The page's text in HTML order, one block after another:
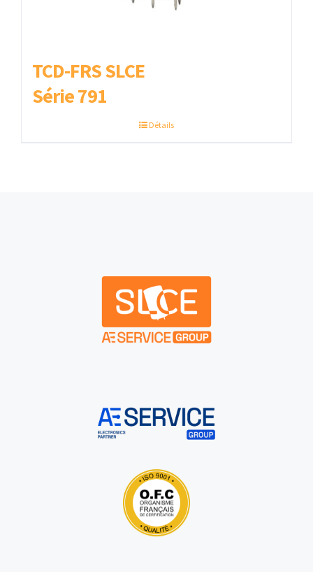
TCD-FRS SLCE
Série 791
Détails